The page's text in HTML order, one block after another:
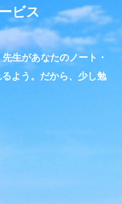
ビス
生があなたのノート・
よう。だから、少し勉